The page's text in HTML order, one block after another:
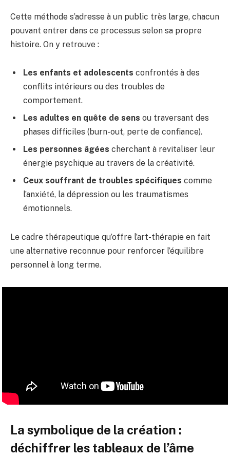
Cette méthode s’adresse à un public très large, chacun
pouvant entrer dans ce processus selon sa propre
histoire. On y retrouve :
Les enfants et adolescents confrontés à des
conflits intérieurs ou des troubles de
comportement.
Les adultes en quête de sens ou traversant des
phases difficiles (burn-out, perte de confiance).
Les personnes âgées cherchant à revitaliser leur
énergie psychique au travers de la créativité.
Ceux souffrant de troubles spécifiques comme
l’anxiété, la dépression ou les traumatismes
émotionnels.
Le cadre thérapeutique qu’offre l’art-thérapie en fait
une alternative reconnue pour renforcer l’équilibre
personnel à long terme.
La symbolique de la création :
déchiffrer les tableaux de l’âme